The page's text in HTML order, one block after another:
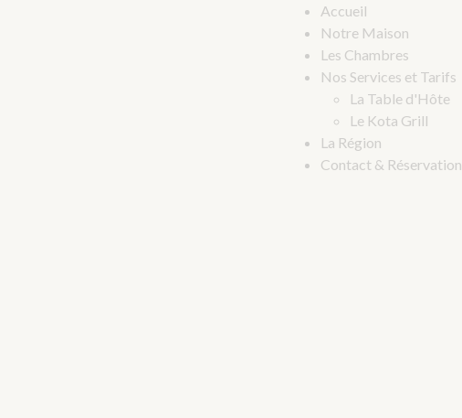
Accueil
Notre Maison
Les Chambres
Nos Services et Tarifs
La Table d'Hôte
Le Kota Grill
La Région
Contact & Réservation